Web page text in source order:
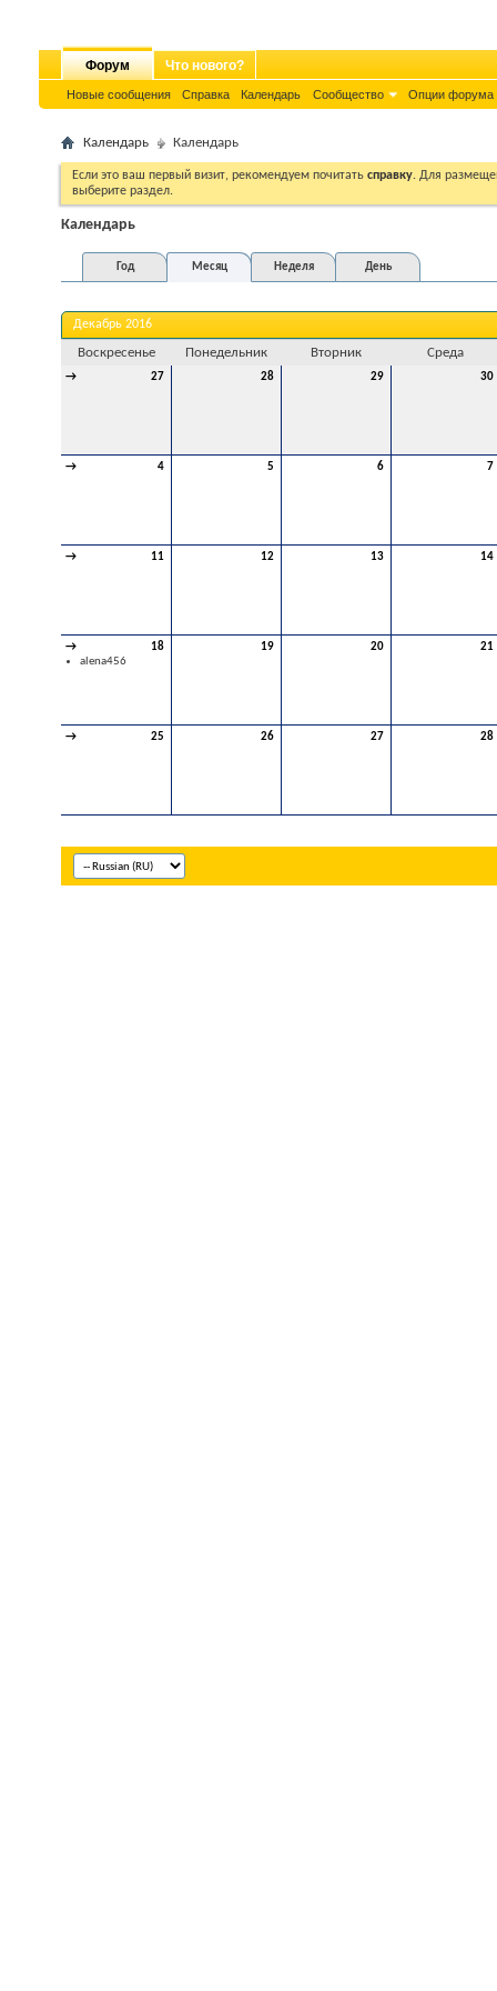
Форум
Новые сообщения Справка Календарь Сообщество Опции форума
Что нового?
Календарь Календарь
Если это ваш первый визит, рекомендуем почитать справку. Для
выберите раздел.
Календарь
Год Месяц Неделя День
Декабрь 2016
Воскресенье Понедельник Вторник Среда
→ 27 28 29 30
→ 4 5 6 7
→ 11 12 13 14
→
18
alena456
19 20 21
→ 25 26 27 28